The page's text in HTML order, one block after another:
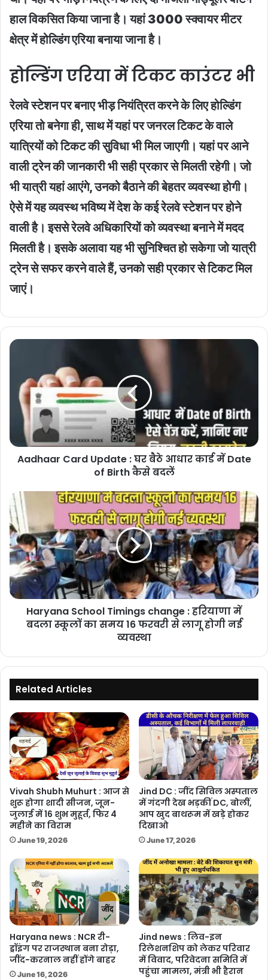
हाल विकसित किया जाना है। यहां 3000 स्क्वायर मीटर
क्षेत्र में होल्डिंग एरिया बनाया जाना है।
होल्डिंग एरिया में टिकट काउंटर भी
रेलवे स्टेशन पर बनाए भीड़ नियंत्रित करने के लिए होल्डिंग
एरिया तो बनेगा ही, साथ में यहां पर जनरल टिकट के वाले
यात्रियों को टिकट की सुविधा भी मिल जाएगी। यहां पर आने
वाली ट्रेन की जानकारी भी सही प्रकार से मिलती रहेगी। जो
भी यात्री यहां आएंगे, उनको बैठाने की बेहतर व्यवस्था होगी।
ऐसे में यह व्यवस्थ भविष्य में देश के कई रेलवे स्टेशन पर होने
वाली है। इससे रेलवे अधिकारियों को व्यवस्था बनाने में मदद
मिलती है। इसके अलावा यह भी सुनिश्चित हो सकेगा जो यात्री
ट्रेन से सफर करने वाले हैं, उनको सही प्रकार से टिकट मिल
जाएं।
Aadhaar
आधार
में
Date
कैसे
बदलें
Aadhaar Card Update : घर बैठे आधार कार्ड में Date
of Birth कैसे बदलें
Haryana
School
Timings
change
:
हरियाणा
बदला
स्कूलों
से
होगी
व्यवस्था
Haryana School Timings change : हरियाणा में
बदला स्कूलों का समय 16 फरवरी से लागू होगी नई
व्यवस्था
Related Articles
Vivah Shubh Muhurt : आज से
शुरू होगा शादी सीजन, जून-
जुलाई में 16 शुभ मुहूर्त, फिर 4
महीने का विराम
June 19, 2026
Jind DC : जींद सिविल अस्पताल
में गंदगी देख भड़कीं DC, बोलीं,
आप खुद बाथरूम में खड़े होकर
दिखाओ
June 17, 2026
Haryana news : NCR री-
ड्रॉइंग पर राजस्थान बना रोड़ा,
जींद-करनाल नहीं होंगे बाहर
June 16, 2026
Jind news : लिव-इन
रिलेशनशिप को लेकर परिवार
में विवाद, परिवेदना समिति में
पहुंचा मामला, मंत्री भी हैरान